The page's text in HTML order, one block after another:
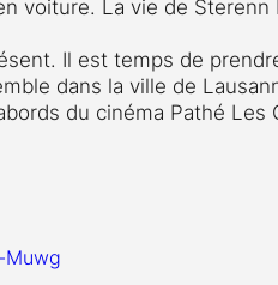
voiture. La vie de Sterenn
Il est temps de
dans la ville de
du cinéma Pathé Les